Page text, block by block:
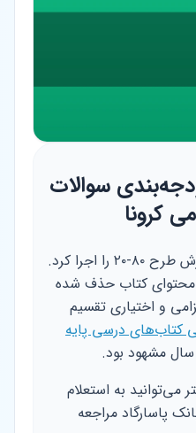
سوالات
کرونا
در خرداد ۹۹، آموزش و پرورش طرح ۸۰-۲۰ را اجرا کرد.
۲۰ درصد از محتوای کتاب حذف شده
و اختیاری تقسیم
کتاب‌های درسی پایه
مشهود بود.
می‌توانید به استعلام
پاسارگاد مراجعه